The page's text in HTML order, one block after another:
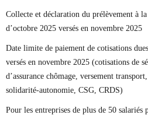
Collecte et déclaration du prélèvement à
d’octobre 2025 versés en novembre 2025
Date limite de paiement de cotisations
versés en novembre 2025 (cotisations de
d’assurance chômage, versement
solidarité-autonomie, CSG, CRDS)
Pour les entreprises de plus de 50 salariés